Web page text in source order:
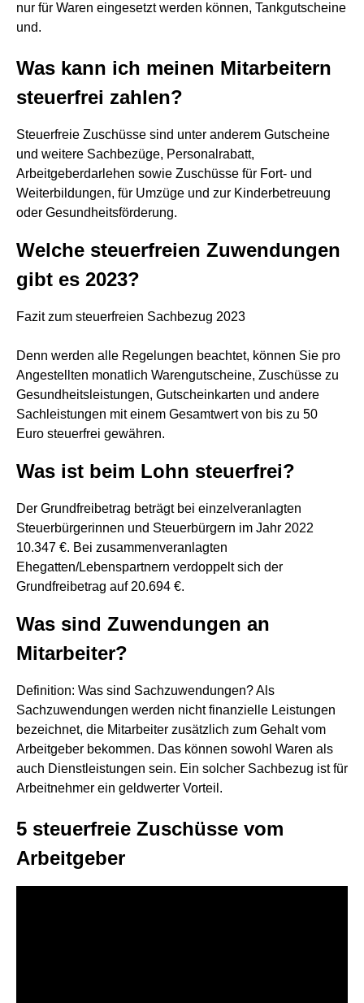
nur für Waren eingesetzt werden können, Tankgutscheine
und.
Was kann ich meinen Mitarbeitern
steuerfrei zahlen?
Steuerfreie Zuschüsse sind unter anderem Gutscheine
und weitere Sachbezüge, Personalrabatt,
Arbeitgeberdarlehen sowie Zuschüsse für Fort- und
Weiterbildungen, für Umzüge und zur Kinderbetreuung
oder Gesundheitsförderung.
Welche steuerfreien Zuwendungen
gibt es 2023?
Fazit zum steuerfreien Sachbezug 2023
Denn werden alle Regelungen beachtet, können Sie pro
Angestellten monatlich Warengutscheine, Zuschüsse zu
Gesundheitsleistungen, Gutscheinkarten und andere
Sachleistungen mit einem Gesamtwert von bis zu 50
Euro steuerfrei gewähren.
Was ist beim Lohn steuerfrei?
Der Grundfreibetrag beträgt bei einzelveranlagten
Steuerbürgerinnen und Steuerbürgern im Jahr 2022
10.347 €. Bei zusammenveranlagten
Ehegatten/Lebenspartnern verdoppelt sich der
Grundfreibetrag auf 20.694 €.
Was sind Zuwendungen an
Mitarbeiter?
Definition: Was sind Sachzuwendungen? Als
Sachzuwendungen werden nicht finanzielle Leistungen
bezeichnet, die Mitarbeiter zusätzlich zum Gehalt vom
Arbeitgeber bekommen. Das können sowohl Waren als
auch Dienstleistungen sein. Ein solcher Sachbezug ist für
Arbeitnehmer ein geldwerter Vorteil.
5 steuerfreie Zuschüsse vom
Arbeitgeber